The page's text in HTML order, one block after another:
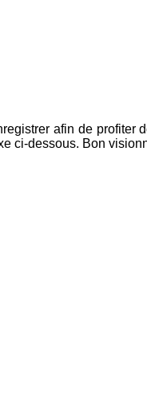
afin de profiter
ci-dessous. Bon